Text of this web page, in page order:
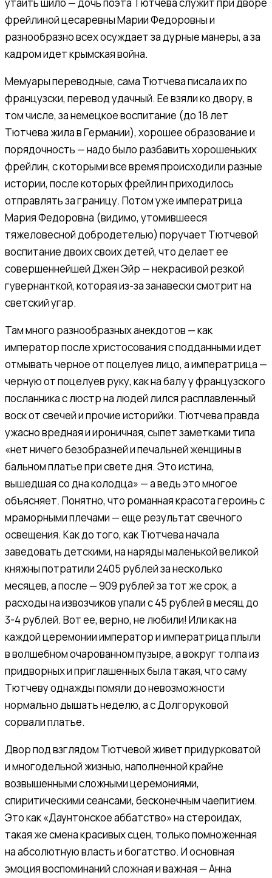
фрейлиной цесаревны Марии Федоровны и
разнообразно всех осуждает за дурные манеры, а за
кадром идет крымская война.
Мемуары переводные, сама Тютчева писала их по
французски, перевод удачный. Ее взяли ко двору, в
том числе, за немецкое воспитание (до 18 лет
Тютчева жила в Германии), хорошее образование и
порядочность — надо было разбавить хорошеньких
фрейлин, с которыми все время происходили разные
истории, после которых фрейлин приходилось
отправлять за границу. Потом уже императрица
Мария Федоровна (видимо, утомившееся
тяжеловесной добродетелью) поручает Тютчевой
воспитание двоих своих детей, что делает ее
совершеннейшей Джен Эйр — некрасивой резкой
гувернанткой, которая из-за занавески смотрит на
светский угар.
Там много разнообразных анекдотов — как
император после христосования с подданными идет
отмывать черное от поцелуев лицо, а императрица —
черную от поцелуев руку, как на балу у французского
посланника с люстр на людей лился расплавленный
воск от свечей и прочие историйки. Тютчева правда
ужасно вредная и ироничная, сыпет заметками типа
«нет ничего безобразней и печальней женщины в
бальном платье при свете дня. Это истина,
вышедшая со дна колодца» — а ведь это многое
объясняет. Понятно, что романная красота героинь с
мраморными плечами — еще результат свечного
освещения. Как до того, как Тютчева начала
заведовать детскими, на наряды маленькой великой
княжны потратили 2405 рублей за несколько
месяцев, а после — 909 рублей за тот же срок, а
расходы на извозчиков упали с 45 рублей в месяц до
3-4 рублей. Вот ее, верно, не любили! Или как на
каждой церемонии император и императрица плыли
в волшебном очарованном пузыре, а вокруг толпа из
придворных и приглашенных была такая, что саму
Тютчеву однажды помяли до невозможности
нормально дышать неделю, а с Долгоруковой
сорвали платье.
Двор под взглядом Тютчевой живет придурковатой
и многодельной жизнью, наполненной крайне
возвышенными сложными церемониями,
спиритическими сеансами, бесконечным чаепитием.
Это как «Даунтонское аббатство» на стероидах,
такая же смена красивых сцен, только помноженная
на абсолютную власть и богатство. И основная
эмоция воспоминаний сложная и важная — Анна